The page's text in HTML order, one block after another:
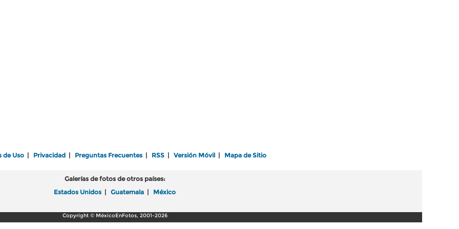
de Uso Privacidad Preguntas Frecuentes RSS Versión Móvil Mapa de Sitio
Galerías de fotos de otros países:
Estados Unidos
Guatemala México
Copyright © MéxicoEnFotos, 2001-2026